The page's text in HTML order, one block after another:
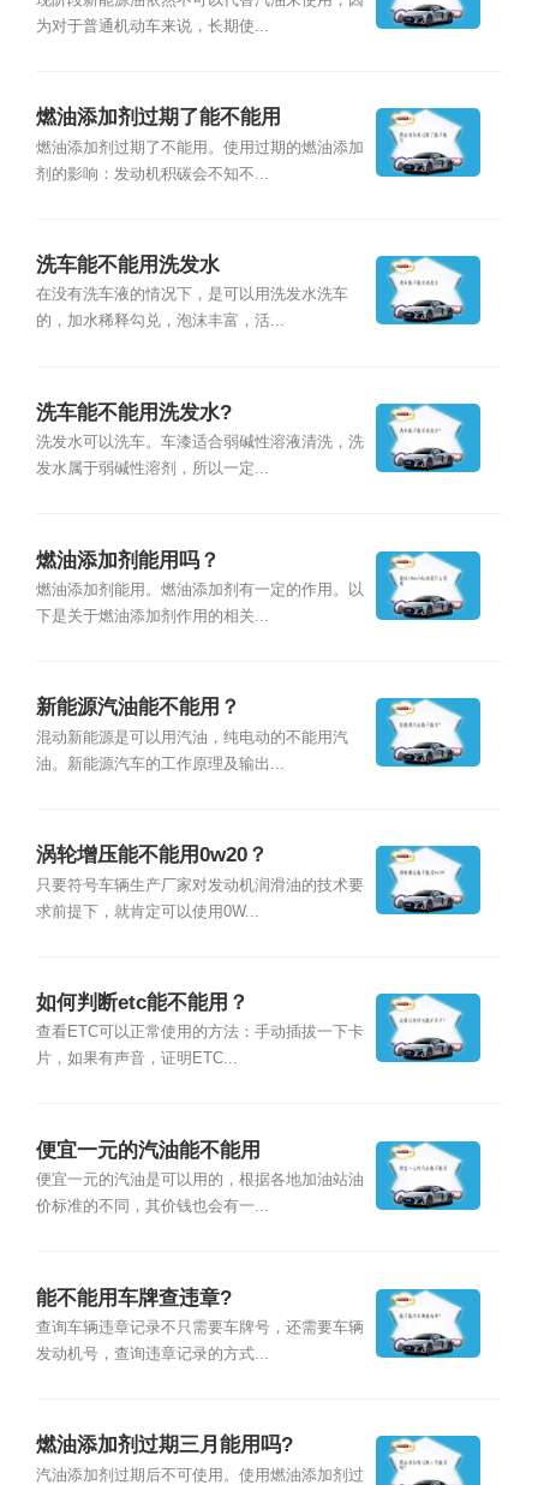
为对于普通机动车来说，长期使...
燃油添加剂过期了能不能用
燃油添加剂过期了不能用。使用过期的燃油添加
剂的影响：发动机积碳会不知不...
洗车能不能用洗发水
在没有洗车液的情况下，是可以用洗发水洗车
的，加水稀释勾兑，泡沫丰富，活...
洗车能不能用洗发水?
洗发水可以洗车。车漆适合弱碱性溶液清洗，洗
发水属于弱碱性溶剂，所以一定...
燃油添加剂能用吗？
燃油添加剂能用。燃油添加剂有一定的作用。以
下是关于燃油添加剂作用的相关...
新能源汽油能不能用？
混动新能源是可以用汽油，纯电动的不能用汽
油。新能源汽车的工作原理及输出...
涡轮增压能不能用0w20？
只要符号车辆生产厂家对发动机润滑油的技术要
求前提下，就肯定可以使用0W...
如何判断etc能不能用？
查看ETC可以正常使用的方法：手动插拔一下卡
片，如果有声音，证明ETC...
便宜一元的汽油能不能用
便宜一元的汽油是可以用的，根据各地加油站油
价标准的不同，其价钱也会有一...
能不能用车牌查违章?
查询车辆违章记录不只需要车牌号，还需要车辆
发动机号，查询违章记录的方式...
燃油添加剂过期三月能用吗?
汽油添加剂过期后不可使用。使用燃油添加剂过